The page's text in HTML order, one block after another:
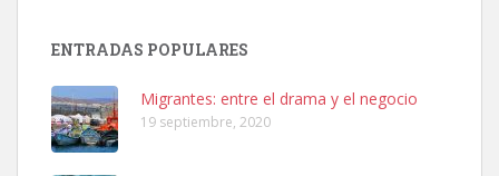
Leales.org » Gran Canaria
ENTRADAS POPULARES
Migrantes: entre el drama y el negocio
19 septiembre, 2020